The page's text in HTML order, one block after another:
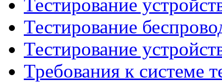
Тестирование
Тестирование
Тестирование
Требования к системе